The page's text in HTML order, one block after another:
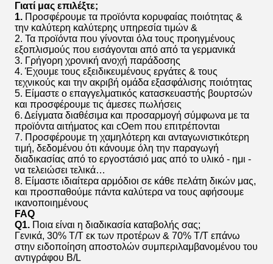
Γιατί μας επιλέξτε;
1. Προσφέρουμε τα προϊόντα κορυφαίας ποιότητας &
την καλύτερη καλύτερης υπηρεσία τιμών &
2. Τα προϊόντα που γίνονται όλα τους προηγμένους
εξοπλισμούς που εισάγονται από από τα γερμανικά
3. Γρήγορη χρονική ανοχή παράδοσης
4. Έχουμε τους εξειδικευμένους εργάτες & τους
τεχνικούς και την ακριβή ομάδα εξασφάλισης ποιότητας
5. Είμαστε ο επαγγελματικός κατασκευαστής βουρτσών
και προσφέρουμε τις άμεσες πωλήσεις
6. Δείγματα διαθέσιμα και προσαρμογή σύμφωνα με τα
προϊόντα αιτήματος και cOem που επιτρέπονται
7. Προσφέρουμε τη χαμηλότερη και ανταγωνιστικότερη
τιμή, δεδομένου ότι κάνουμε όλη την παραγωγή
διαδικασίας από το εργοστάσιό μας από το υλικό - ημι -
να τελειώσει τελικά…
8. Είμαστε ιδιαίτερα αρμόδιοι σε κάθε πελάτη δικών μας,
και προσπαθούμε πάντα καλύτερα να τους αφήσουμε
ικανοποιημένους
FAQ
Q1. Ποια είναι η διαδικασία καταβολής σας;
Γενικά, 30% T/T εκ των προτέρων & 70% T/T επάνω
στην ειδοποίηση αποστολών συμπεριλαμβανομένου του
αντιγράφου B/L